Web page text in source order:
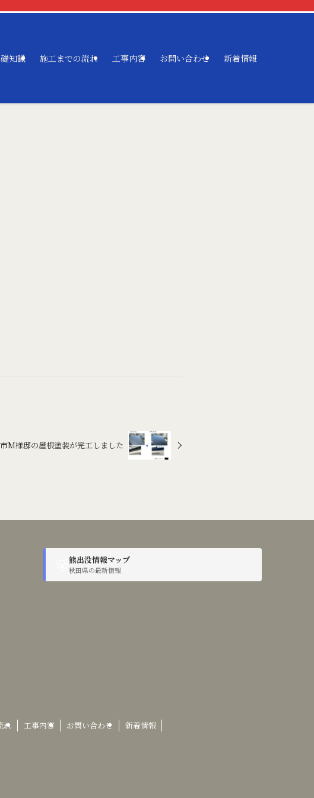
知識 施工までの流れ 工事内容 お問い合わせ 新着情報
M様邸の屋根塗装が完工しました
熊出没情報マップ
秋田県の最新情報
れ 工事内容 お問い合わせ 新着情報